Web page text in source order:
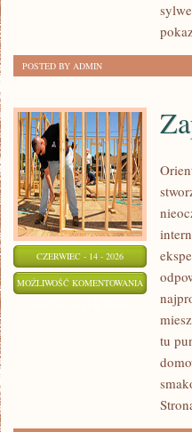
POSTED BY ADMIN
CZERWIEC - 14 - 2026
MOŻLIWOŚĆ KOMENTOWANIA ZAPACHY
NISZOWE
tu